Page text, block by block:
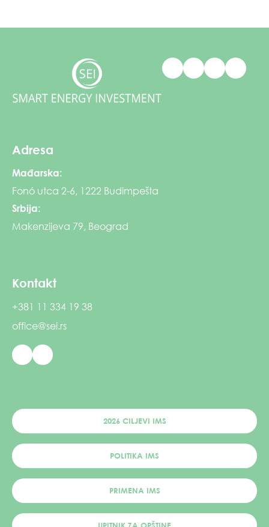
Adresa
Mađarska:
Fonó utca 2-6, 1222 Budimpešta
Srbija:
Makenzijeva 79, Beograd
Kontakt
+381 11 334 19 38
office@sei.rs
2026 CILJEVI IMS
POLITIKA IMS
PRIMENA IMS